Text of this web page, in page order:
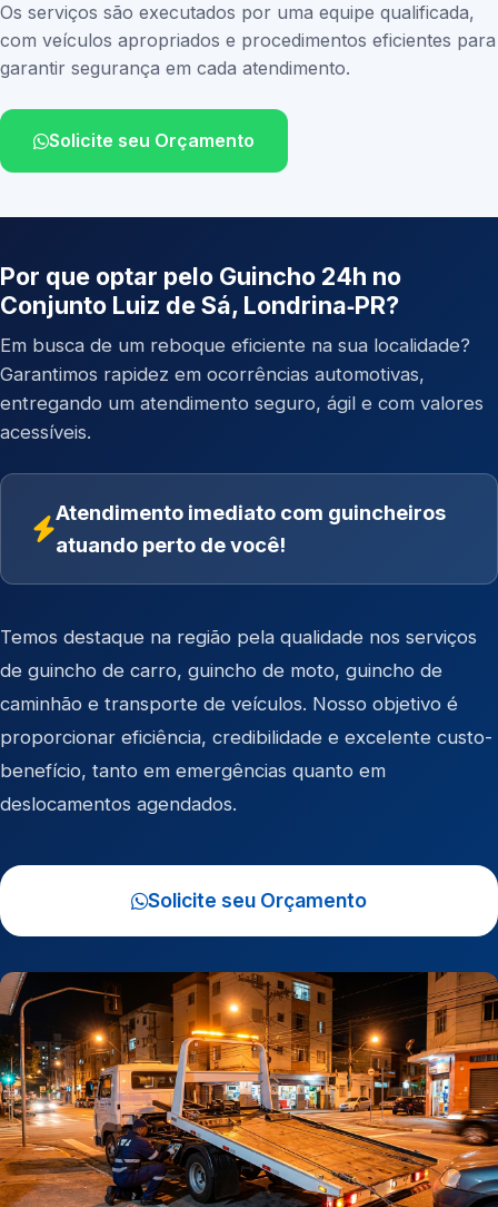
Os serviços são executados por uma equipe qualificada,
com veículos apropriados e procedimentos eficientes para
garantir segurança em cada atendimento.
Solicite seu Orçamento
Por que optar pelo Guincho 24h no
Conjunto Luiz de Sá, Londrina‑PR?
Em busca de um reboque eficiente na sua localidade?
Garantimos rapidez em ocorrências automotivas,
entregando um atendimento seguro, ágil e com valores
acessíveis.
Atendimento imediato com guincheiros
atuando perto de você!
Temos destaque na região pela qualidade nos serviços
de guincho de carro, guincho de moto, guincho de
caminhão e transporte de veículos. Nosso objetivo é
proporcionar eficiência, credibilidade e excelente custo-
benefício, tanto em emergências quanto em
deslocamentos agendados.
Solicite seu Orçamento